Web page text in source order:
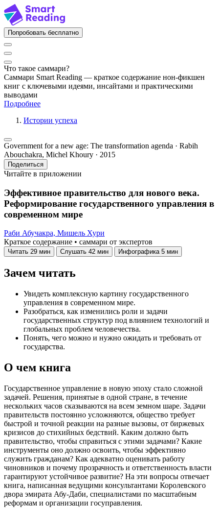
Попробовать бесплатно
Что такое саммари?
Саммари Smart Reading — краткое содержание нон-фикшен
книг с ключевыми идеями, инсайтами и практическими
выводами
Подробнее
Истории успеха
Government for a new age: The transformation agenda · Rabih
Abouchakra, Michel Khoury · 2015
Поделиться
Читайте в приложении
Эффективное правительство для нового века.
Реформирование государственного управления в
современном мире
Раби Абучакра, Мишель Хури
Краткое содержание • саммари от экспертов
Читать 29 мин Слушать 42 мин Инфографика 5 мин
Зачем читать
Увидеть комплексную картину государственного
управления в современном мире.
Разобраться, как изменились роли и задачи
государственных структур под влиянием технологий и
глобальных проблем человечества.
Понять, чего можно и нужно ожидать и требовать от
государства.
О чем книга
Государственное управление в новую эпоху стало сложной
задачей. Решения, принятые в одной стране, в течение
нескольких часов сказываются на всем земном шаре. Задачи
правительств постоянно усложняются, общество требует
быстрой и точной реакции на разные вызовы, от биржевых
кризисов до стихийных бедствий. Каким должно быть
правительство, чтобы справиться с этими задачами? Какие
инструменты оно должно освоить, чтобы эффективно
служить гражданам? Как адекватно оценивать работу
чиновников и почему прозрачность и ответственность власти
гарантируют устойчивое развитие? На эти вопросы отвечает
книга, написанная ведущими консультантами Королевского
двора эмирата Абу-Даби, специалистами по масштабным
реформам и организации госуправления.